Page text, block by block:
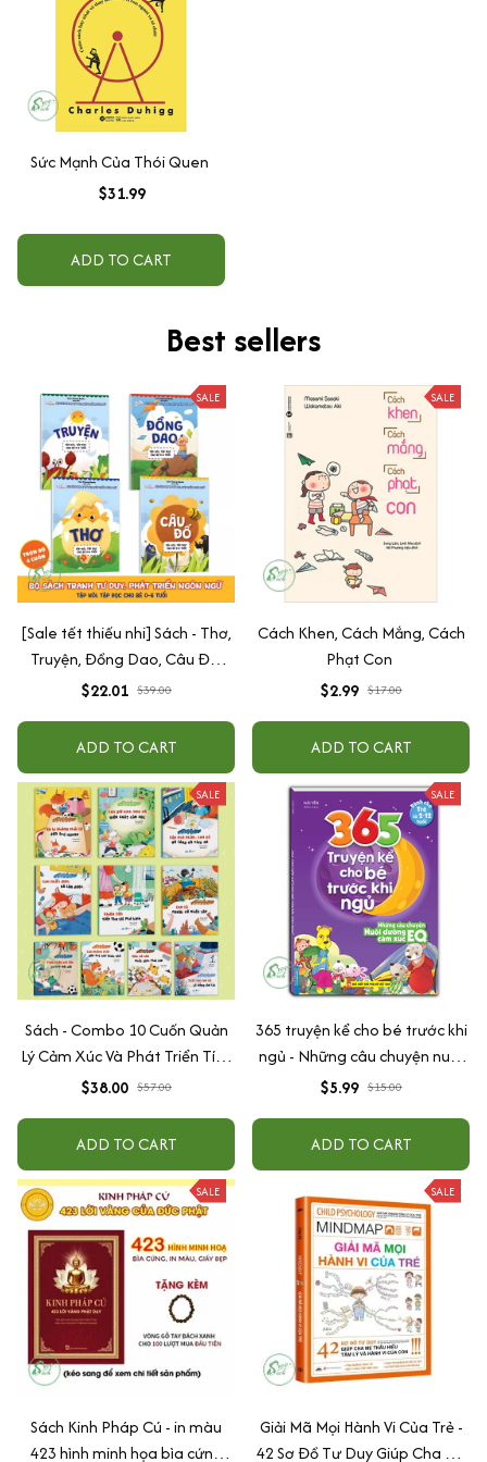
Sức Mạnh Của Thói Quen
$31.99
ADD TO CART
Best sellers
SALE
[Sale tết thiếu nhi] Sách - Thơ,
Truyện, Đồng Dao, Câu Đố,
Tập Nói Tập Đọc Cho Bé 0-6
$22.01 $39.00
ADD TO CART
SALE
Cách Khen, Cách Mắng, Cách
Phạt Con
$2.99 $17.00
ADD TO CART
SALE
Sách - Combo 10 Cuốn Quản
Lý Cảm Xúc Và Phát Triển Tính
Cách Cho Bé Từ 2 - 6 Tuổi
$38.00 $57.00
ADD TO CART
SALE
365 truyện kể cho bé trước khi
ngủ - Những câu chuyện nuôi
dưỡng cảm xúc EQ (2-12 tuổi)
$5.99 $15.00
ADD TO CART
SALE
Sách Kinh Pháp Cú - in màu
423 hình minh họa bìa cứng
SALE
Giải Mã Mọi Hành Vi Của Trẻ -
42 Sơ Đồ Tư Duy Giúp Cha Mẹ